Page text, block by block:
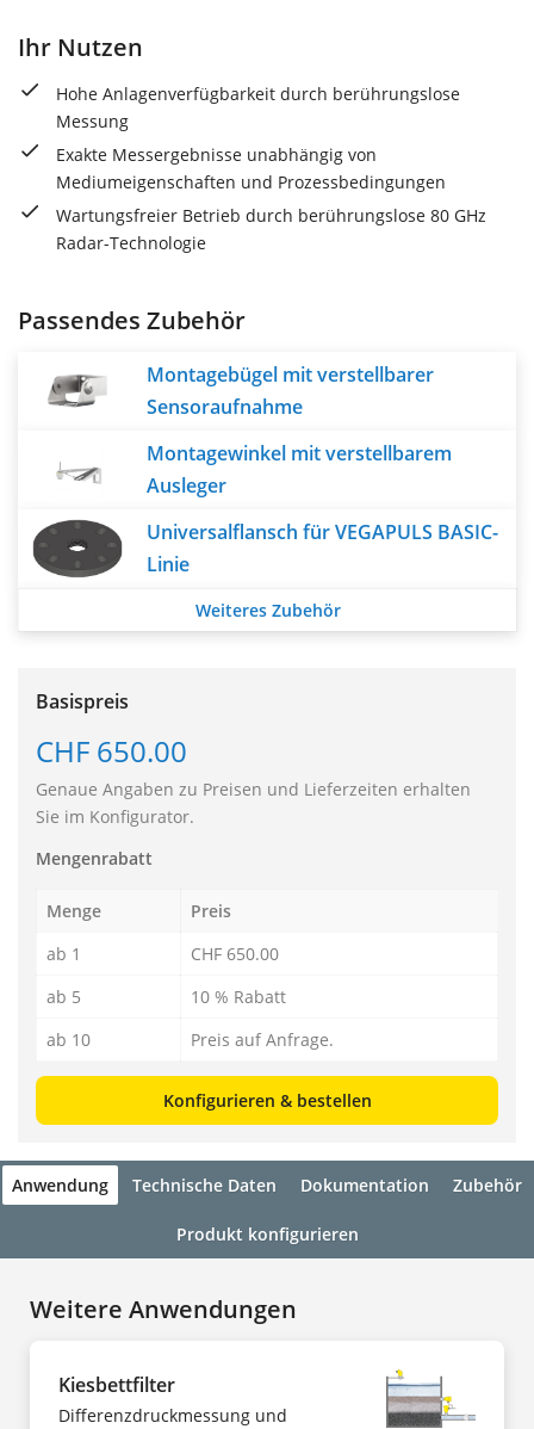
Ihr Nutzen
Hohe Anlagenverfügbarkeit durch berührungslose
Messung
Exakte Messergebnisse unabhängig von
Mediumeigenschaften und Prozessbedingungen
Wartungsfreier Betrieb durch berührungslose 80 GHz
Radar-Technologie
Passendes Zubehör
Montagebügel mit verstellbarer
Sensoraufnahme
Montagewinkel mit verstellbarem
Ausleger
Universalflansch für VEGAPULS BASIC-
Linie
Weiteres Zubehör
Basispreis
CHF 650.00
Genaue Angaben zu Preisen und Lieferzeiten erhalten
Sie im Konfigurator.
Mengenrabatt
Menge
Preis
ab 1
CHF 650.00
ab 5
10 % Rabatt
ab 10
Preis auf Anfrage.
Konfigurieren & bestellen
Anwendung Technische Daten Dokumentation Zubehör
Produkt konfigurieren
Weitere Anwendungen
Kiesbettfilter
Differenzdruckmessung und